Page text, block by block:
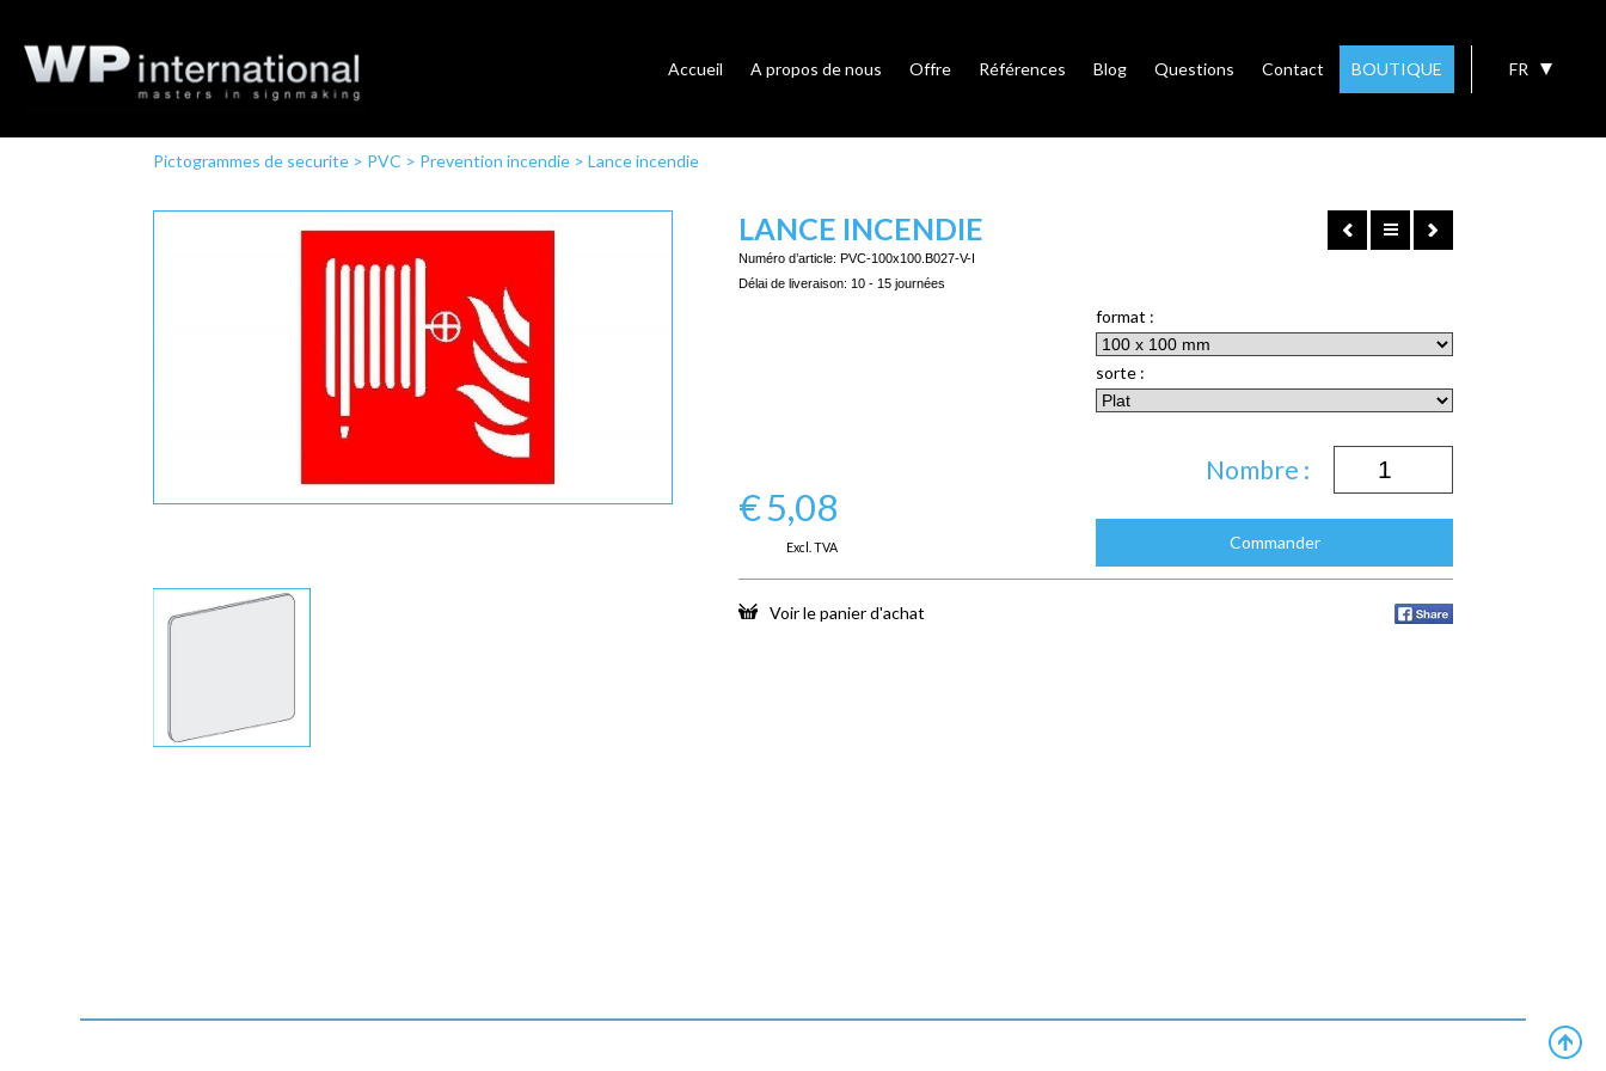
FR
Accueil A propos de nous Offre Références Blog Questions Contact BOUTIQUE
Pictogrammes de securite> PVC > Prevention incendie> Lance incendie
LANCE INCENDIE
Numéro d’article: PVC-100x100.B027-V-I
Délai de liveraison: 10 - 15 journées
€5,08
Excl. TVA
format :
sorte :
Nombre :
Commander
Voir le panier d'achat